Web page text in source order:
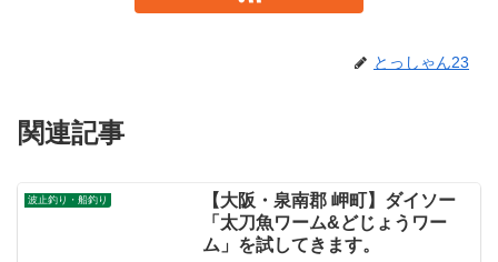
とっしゃん23
関連記事
波止釣り・船釣り
【大阪・泉南郡 岬町】ダイソー
「太刀魚ワーム&どじょうワー
ム」を試してきます。